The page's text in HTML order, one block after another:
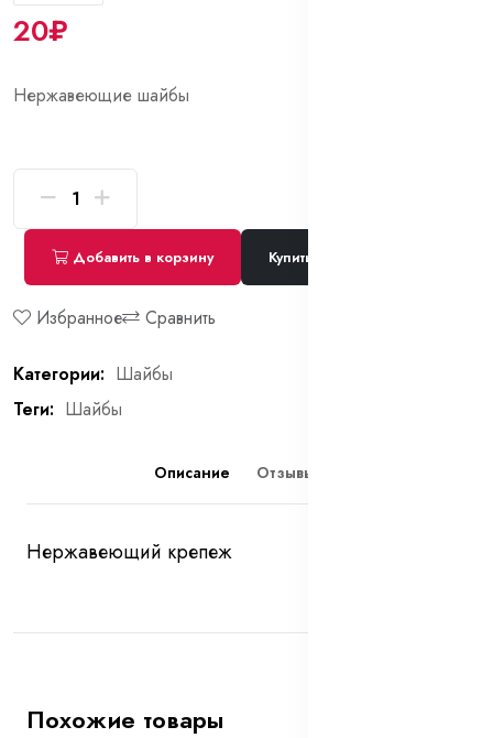
20₽
Нержавеющие шайбы
Добавить в корзину Купить сейчас
Избранное Сравнить
Категории: Шайбы
Теги: Шайбы
Описание Отзывы (0)
Нержавеющий крепеж
Похожие товары